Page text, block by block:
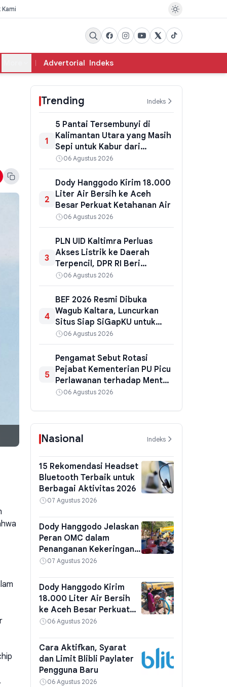
Kami
Advertorial Indeks
Trending Indeks
1
5 Pantai Tersembunyi di
Kalimantan Utara yang Masih
Sepi untuk Kabur dari
Keramaian
06 Agustus 2026
2
Dody Hanggodo Kirim 18.000
Liter Air Bersih ke Aceh
Besar Perkuat Ketahanan Air
06 Agustus 2026
3
PLN UID Kaltimra Perluas
Akses Listrik ke Daerah
Terpencil, DPR RI Beri
Dukungan Penuh
06 Agustus 2026
4
BEF 2026 Resmi Dibuka
Wagub Kaltara, Luncurkan
Situs Siap SiGapKU untuk
Jaga Inflasi dan Ketahanan
Pangan
06 Agustus 2026
5
Pengamat Sebut Rotasi
Pejabat Kementerian PU Picu
Perlawanan terhadap Menteri
Dody
06 Agustus 2026
Nasional Indeks
15 Rekomendasi Headset
Bluetooth Terbaik untuk
Berbagai Aktivitas 2026
07 Agustus 2026
Dody Hanggodo Jelaskan
Peran OMC dalam
Penanganan Kekeringan
Nasional
07 Agustus 2026
Dody Hanggodo Kirim
18.000 Liter Air Bersih
ke Aceh Besar Perkuat
Ketahanan Air
06 Agustus 2026
Cara Aktifkan, Syarat
dan Limit Blibli Paylater
Pengguna Baru
06 Agustus 2026